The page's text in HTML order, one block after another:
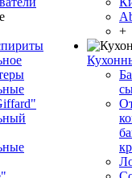
+